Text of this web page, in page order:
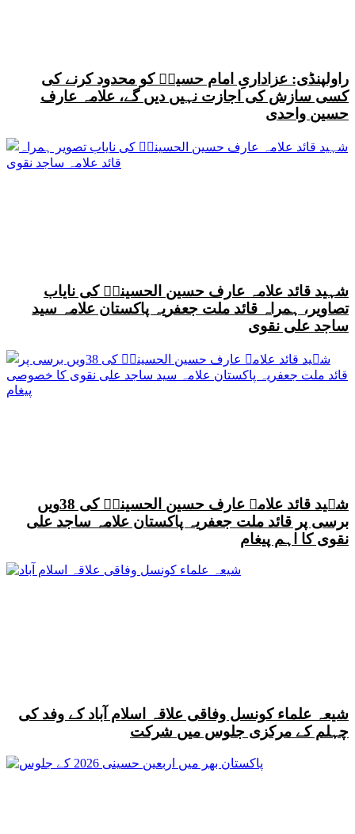
راولپنڈی: عزاداریِ امام حسینؑ کو محدود کرنے کی
کسی سازش کی اجازت نہیں دیں گے، علامہ عارف
حسین واحدی
شہید قائد علامہ عارف حسین الحسینیؒ کی نایاب
تصاویر، ہمراہ قائد ملت جعفریہ پاکستان علامہ سید
ساجد علی نقوی
شہید قائد علامہ عارف حسین الحسینیؒ کی 38ویں
برسی پر قائد ملت جعفریہ پاکستان علامہ ساجد علی
نقوی کا اہم پیغام
شیعہ علماء کونسل وفاقی علاقہ اسلام آباد کے وفد کی
چہلم کے مرکزی جلوس میں شرکت